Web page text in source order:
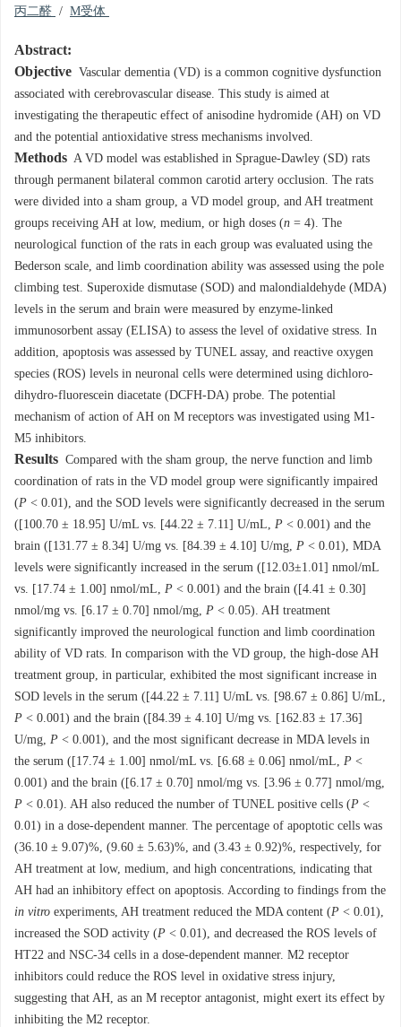
丙二醛 / M受体
Abstract:
Objective Vascular dementia (VD) is a common cognitive dysfunction
associated with cerebrovascular disease. This study is aimed at
investigating the therapeutic effect of anisodine hydromide (AH) on VD
and the potential antioxidative stress mechanisms involved.
Methods A VD model was established in Sprague-Dawley (SD) rats
through permanent bilateral common carotid artery occlusion. The rats
were divided into a sham group, a VD model group, and AH treatment
groups receiving AH at low, medium, or high doses (n = 4). The
neurological function of the rats in each group was evaluated using the
Bederson scale, and limb coordination ability was assessed using the pole
climbing test. Superoxide dismutase (SOD) and malondialdehyde (MDA)
levels in the serum and brain were measured by enzyme-linked
immunosorbent assay (ELISA) to assess the level of oxidative stress. In
addition, apoptosis was assessed by TUNEL assay, and reactive oxygen
species (ROS) levels in neuronal cells were determined using dichloro-
dihydro-fluorescein diacetate (DCFH-DA) probe. The potential
mechanism of action of AH on M receptors was investigated using M1-
M5 inhibitors.
Results Compared with the sham group, the nerve function and limb
coordination of rats in the VD model group were significantly impaired
(P < 0.01), and the SOD levels were significantly decreased in the serum
([100.70 ± 18.95] U/mL vs. [44.22 ± 7.11] U/mL, P < 0.001) and the
brain ([131.77 ± 8.34] U/mg vs. [84.39 ± 4.10] U/mg, P < 0.01), MDA
levels were significantly increased in the serum ([12.03±1.01] nmol/mL
vs. [17.74 ± 1.00] nmol/mL, P < 0.001) and the brain ([4.41 ± 0.30]
nmol/mg vs. [6.17 ± 0.70] nmol/mg, P < 0.05). AH treatment
significantly improved the neurological function and limb coordination
ability of VD rats. In comparison with the VD group, the high-dose AH
treatment group, in particular, exhibited the most significant increase in
SOD levels in the serum ([44.22 ± 7.11] U/mL vs. [98.67 ± 0.86] U/mL,
P < 0.001) and the brain ([84.39 ± 4.10] U/mg vs. [162.83 ± 17.36]
U/mg, P < 0.001), and the most significant decrease in MDA levels in
the serum ([17.74 ± 1.00] nmol/mL vs. [6.68 ± 0.06] nmol/mL, P <
0.001) and the brain ([6.17 ± 0.70] nmol/mg vs. [3.96 ± 0.77] nmol/mg,
P < 0.01). AH also reduced the number of TUNEL positive cells (P <
0.01) in a dose-dependent manner. The percentage of apoptotic cells was
(36.10 ± 9.07)%, (9.60 ± 5.63)%, and (3.43 ± 0.92)%, respectively, for
AH treatment at low, medium, and high concentrations, indicating that
AH had an inhibitory effect on apoptosis. According to findings from the
in vitro experiments, AH treatment reduced the MDA content (P < 0.01),
increased the SOD activity (P < 0.01), and decreased the ROS levels of
HT22 and NSC-34 cells in a dose-dependent manner. M2 receptor
inhibitors could reduce the ROS level in oxidative stress injury,
suggesting that AH, as an M receptor antagonist, might exert its effect by
inhibiting the M2 receptor.